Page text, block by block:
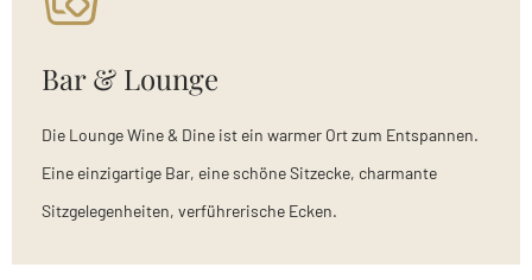
Bar & Lounge
Die Lounge Wine & Dine ist ein warmer Ort zum Entspannen.
Eine einzigartige Bar, eine schöne Sitzecke, charmante
Sitzgelegenheiten, verführerische Ecken.